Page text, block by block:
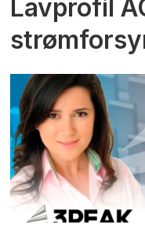
Lavprofil